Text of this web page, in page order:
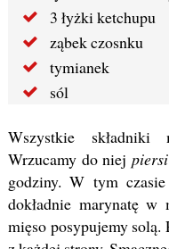
3 łyżki ketchupu
ząbek czosnku
tymianek
sól
Wszystkie składniki
Wrzucamy do niej
godziny. W tym
dokładnie marynatę w
mięso posypujemy